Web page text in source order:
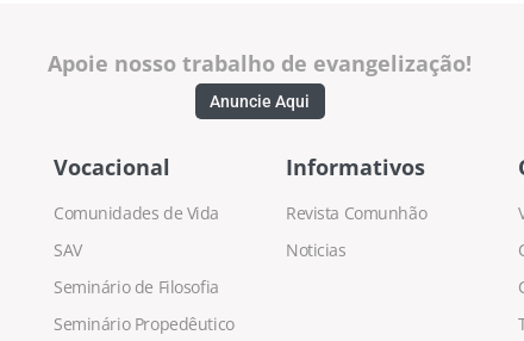
Apoie nosso trabalho de evangelização!
Anuncie Aqui
Vocacional
Comunidades de Vida
SAV
Seminário de Filosofia
Seminário Propedêutico
Informativos
Revista Comunhão
Noticias